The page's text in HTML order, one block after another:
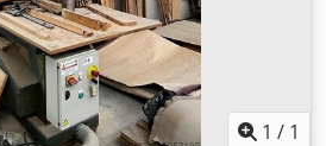
1 / 1